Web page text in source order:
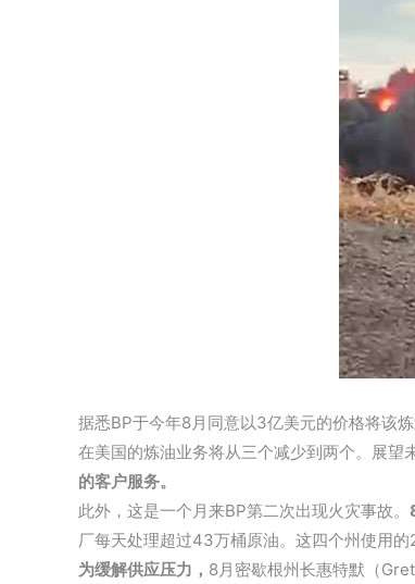
据悉BP于今年8月同意以3亿美元的价格将该
在美国的炼油业务将从三个减少到两个。展
的客户服务。
此外，这是一个月来BP第二次出现火灾事故。
厂每天处理超过43万桶原油。这四个州使用的
为缓解供应压力， 8月密歇根州长惠特默（